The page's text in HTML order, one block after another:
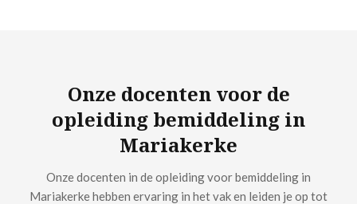
Onze docenten voor de
opleiding bemiddeling in
Mariakerke
Onze docenten in de opleiding voor bemiddeling in
Mariakerke hebben ervaring in het vak en leiden je op tot